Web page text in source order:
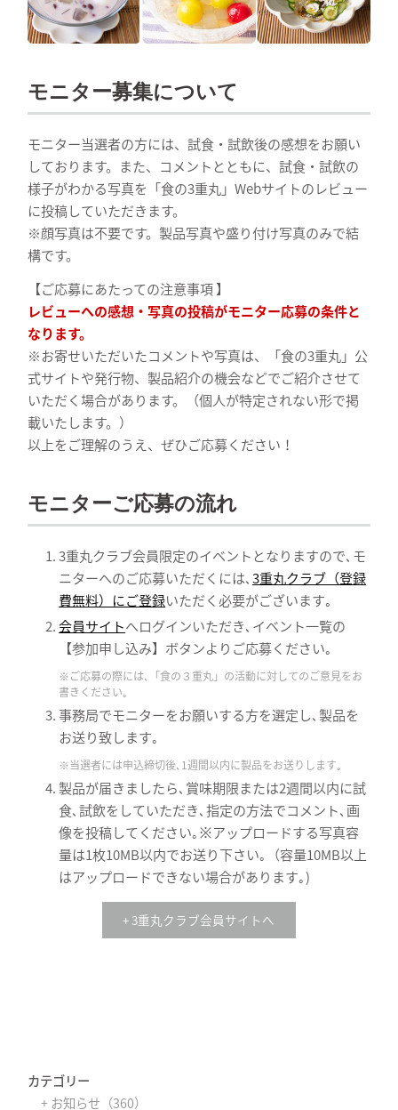
モニター募集について
モニター当選者の方には、試食・試飲後の感想をお願い
しております。また、コメントとともに、試食・試飲の
様子がわかる写真を「食の3重丸」Webサイトのレビュー
に投稿していただきます。
※顔写真は不要です。製品写真や盛り付け写真のみで結
構です。
【ご応募にあたっての注意事項 】
レビューへの感想・写真の投稿がモニター応募の条件と
なります。
※お寄せいただいたコメントや写真は、「食の3重丸」公
式サイトや発行物、製品紹介の機会などでご紹介させて
いただく場合があります。（個人が特定されない形で掲
載いたします。）
以上をご理解のうえ、ぜひご応募ください！
モニターご応募の流れ
3重丸クラブ会員限定のイベントとなりますので､モ
ニターへのご応募いただくには､3重丸クラブ（登録
費無料）にご登録いただく必要がございます｡
会員サイトへログインいただき､イベント一覧の
【参加申し込み】ボタンよりご応募ください｡
※ご応募の際には､「食の３重丸」の活動に対してのご意見をお
書きください｡
事務局でモニターをお願いする方を選定し､製品を
お送り致します｡
※当選者には申込締切後､1週間以内に製品をお送りします｡
製品が届きましたら､賞味期限または2週間以内に試
食､試飲をしていただき､指定の方法でコメント､画
像を投稿してください｡※アップロードする写真容
量は1枚10MB以内でお送り下さい｡（容量10MB以上
はアップロードできない場合があります｡)
+ 3重丸クラブ会員サイトへ
カテゴリー
+ お知らせ（360）